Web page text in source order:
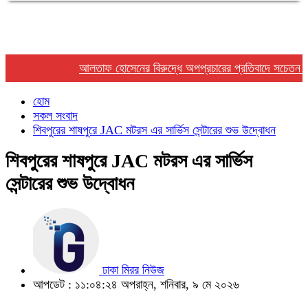
আলতাফ হোসেনের বিরুদ্ধে অপপ্রচারের প্রতিবাদে সচেতন
হোম
সকল সংবাদ
শিবপুরের শাষপুরে JAC মটরস এর সার্ভিস সেন্টারের শুভ উদ্বোধন
শিবপুরের শাষপুরে JAC মটরস এর সার্ভিস
সেন্টারের শুভ উদ্বোধন
ঢাকা মিরর নিউজ
আপডেট : ১১:০৪:২৪ অপরাহ্ন, শনিবার, ৯ মে ২০২৬